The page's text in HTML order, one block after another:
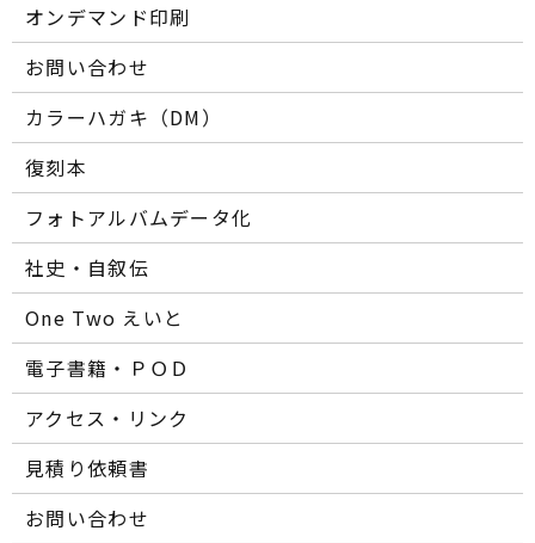
オンデマンド印刷
お問い合わせ
カラーハガキ（DM）
復刻本
フォトアルバムデータ化
社史・自叙伝
One Two えいと
電子書籍・ＰＯＤ
アクセス・リンク
見積り依頼書
お問い合わせ